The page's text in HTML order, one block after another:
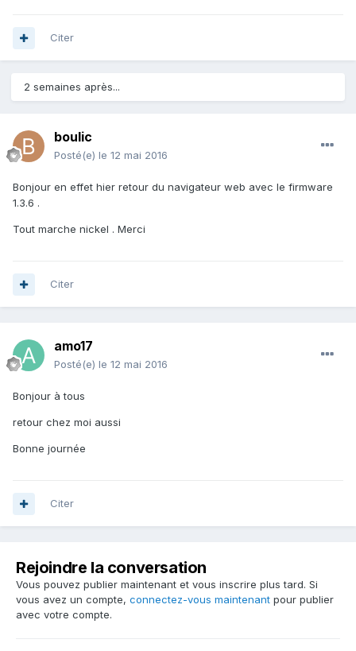
Citer
2 semaines après...
boulic
Posté(e) le 12 mai 2016
Bonjour en effet hier retour du navigateur web avec le firmware
1.3.6 .
Tout marche nickel . Merci
Citer
amo17
Posté(e) le 12 mai 2016
Bonjour à tous
retour chez moi aussi
Bonne journée
Citer
Rejoindre la conversation
Vous pouvez publier maintenant et vous inscrire plus tard. Si
vous avez un compte, connectez-vous maintenant pour publier
avec votre compte.